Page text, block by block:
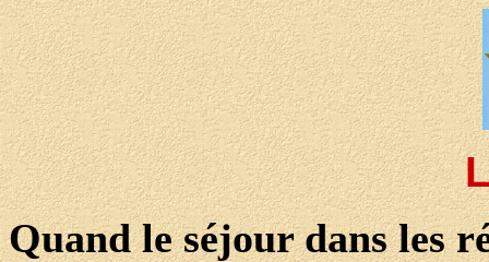
Quand le séjour dans les